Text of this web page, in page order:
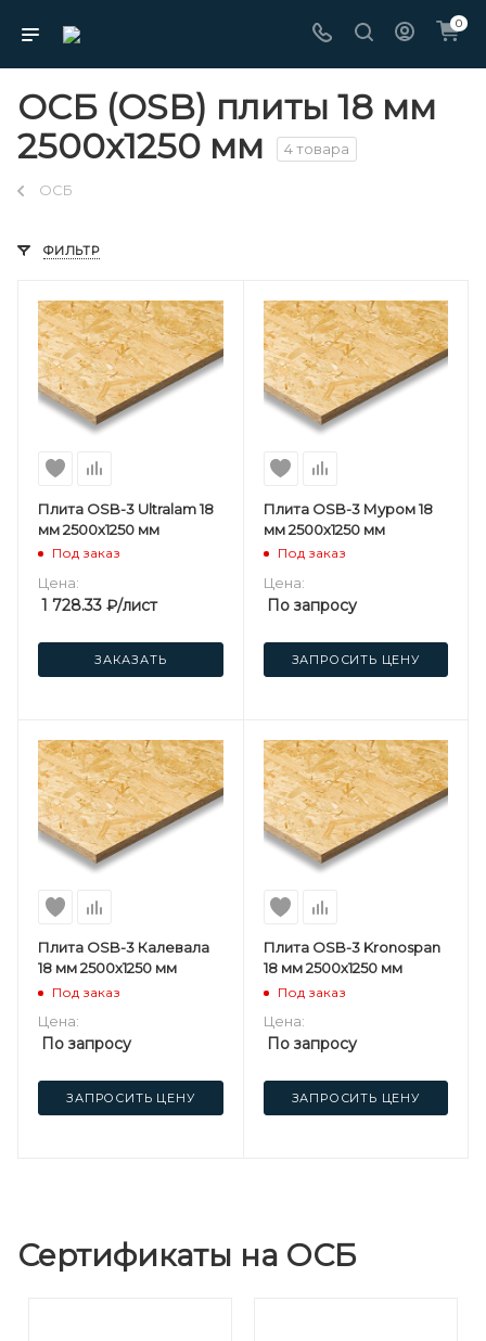
0
ОСБ (OSB) плиты 18 мм
2500х1250 мм
4 товара
ОСБ
ФИЛЬТР
Плита OSB-3 Ultralam 18
мм 2500х1250 мм
Под заказ
Цена:
1 728.33 ₽/лист
ЗАКАЗАТЬ
Плита OSB-3 Муром 18
мм 2500х1250 мм
Под заказ
Цена:
По запросу
ЗАПРОСИТЬ ЦЕНУ
Плита OSB-3 Калевала
18 мм 2500х1250 мм
Под заказ
Цена:
По запросу
ЗАПРОСИТЬ ЦЕНУ
Плита OSB-3 Kronospan
18 мм 2500х1250 мм
Под заказ
Цена:
По запросу
ЗАПРОСИТЬ ЦЕНУ
Сертификаты на ОСБ